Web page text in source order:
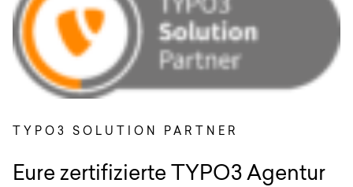
TYPO3 SOLUTION PARTNER
Eure zertifizierte TYPO3 Agentur